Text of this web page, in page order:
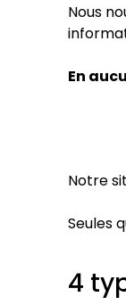
Nous
En
Notre
Seules
4